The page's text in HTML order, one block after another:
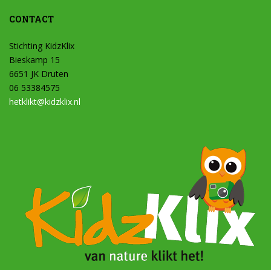
CONTACT
Stichting KidzKlix
Bieskamp 15
6651 JK Druten
06 53384575
hetklikt@kidzklix.nl